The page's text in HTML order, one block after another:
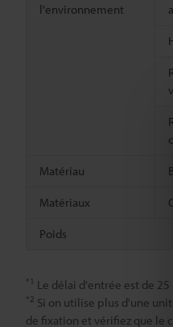
l'environnement
Matériau
Matériaux
Poids
*1 Le délai d'entrée est de 25
*2 Si on utilise plus d'une
de fixation et vérifiez que le